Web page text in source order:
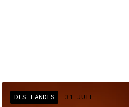
DES LANDES 31 JUIL